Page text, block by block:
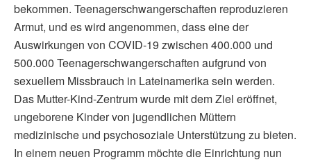
bekommen. Teenagerschwangerschaften reproduzieren
Armut, und es wird angenommen, dass eine der
Auswirkungen von COVID-19 zwischen 400.000 und
500.000 Teenagerschwangerschaften aufgrund von
sexuellem Missbrauch in Lateinamerika sein werden.
Das Mutter-Kind-Zentrum wurde mit dem Ziel eröffnet,
ungeborene Kinder von jugendlichen Müttern
medizinische und psychosoziale Unterstützung zu bieten.
In einem neuen Programm möchte die Einrichtung nun